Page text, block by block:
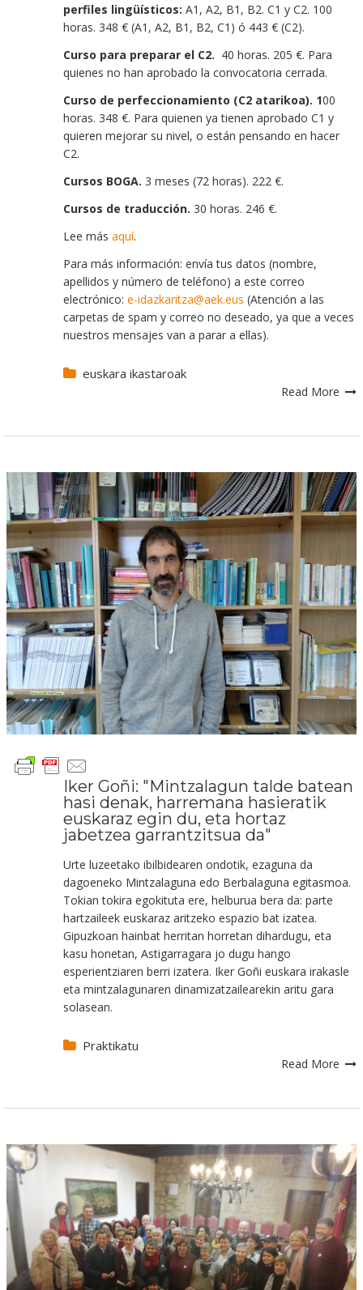
perfiles lingüísticos: A1, A2, B1, B2. C1 y C2. 100
horas. 348 € (A1, A2, B1, B2, C1) ó 443 € (C2).
Curso para preparar el C2. 40 horas. 205 €. Para
quienes no han aprobado la convocatoria cerrada.
Curso de perfeccionamiento (C2 atarikoa). 100
horas. 348 €. Para quienen ya tienen aprobado C1 y
quieren mejorar su nivel, o están pensando en hacer
C2.
Cursos BOGA. 3 meses (72 horas). 222 €.
Cursos de traducción. 30 horas. 246 €.
Lee más aquí.
Para más información: envía tus datos (nombre,
apellidos y número de teléfono) a este correo
electrónico: e-idazkaritza@aek.eus (Atención a las
carpetas de spam y correo no deseado, ya que a veces
nuestros mensajes van a parar a ellas).
euskara ikastaroak
Read More
Iker Goñi: "Mintzalagun talde batean
hasi denak, harremana hasieratik
euskaraz egin du, eta hortaz
jabetzea garrantzitsua da"
Urte luzeetako ibilbidearen ondotik, ezaguna da
dagoeneko Mintzalaguna edo Berbalaguna egitasmoa.
Tokian tokira egokituta ere, helburua bera da: parte
hartzaileek euskaraz aritzeko espazio bat izatea.
Gipuzkoan hainbat herritan horretan dihardugu, eta
kasu honetan, Astigarragara jo dugu hango
esperientziaren berri izatera. Iker Goñi euskara irakasle
eta mintzalagunaren dinamizatzailearekin aritu gara
solasean.
Praktikatu
Read More